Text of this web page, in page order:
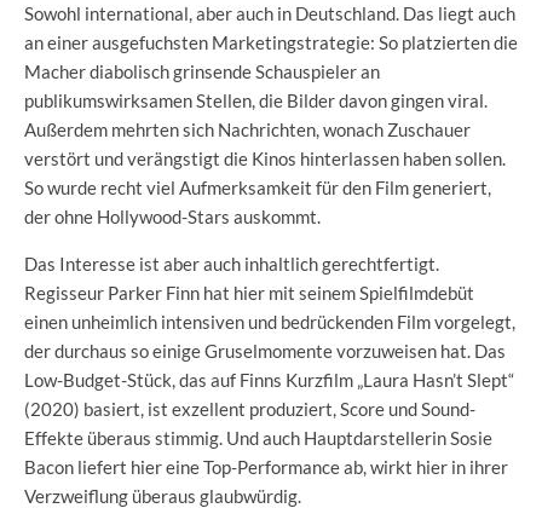
Sowohl international, aber auch in Deutschland. Das liegt auch
an einer ausgefuchsten Marketingstrategie: So platzierten die
Macher diabolisch grinsende Schauspieler an
publikumswirksamen Stellen, die Bilder davon gingen viral.
Außerdem mehrten sich Nachrichten, wonach Zuschauer
verstört und verängstigt die Kinos hinterlassen haben sollen.
So wurde recht viel Aufmerksamkeit für den Film generiert,
der ohne Hollywood-Stars auskommt.
Das Interesse ist aber auch inhaltlich gerechtfertigt.
Regisseur Parker Finn hat hier mit seinem Spielfilmdebüt
einen unheimlich intensiven und bedrückenden Film vorgelegt,
der durchaus so einige Gruselmomente vorzuweisen hat. Das
Low-Budget-Stück, das auf Finns Kurzfilm „Laura Hasn’t Slept“
(2020) basiert, ist exzellent produziert, Score und Sound-
Effekte überaus stimmig. Und auch Hauptdarstellerin Sosie
Bacon liefert hier eine Top-Performance ab, wirkt hier in ihrer
Verzweiflung überaus glaubwürdig.